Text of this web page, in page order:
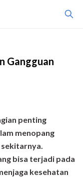
Gangguan
penting
menopang
sekitarnya.
bisa terjadi pada
kesehatan